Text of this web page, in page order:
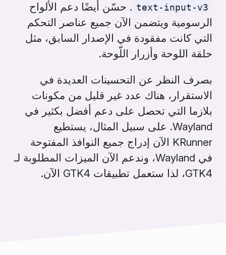
text-input-v3 . حسّن أيضًا دعم الألواح
الرسومية ويتضمن الآن جميع عناصر التحكم
التي كانت مفقودة في الإصدار السابق، مثل
حلقة اللوحة وأزرار اللّوحة.
بصرف النظر عن التحسينات العديدة في
الاستقرار، هناك عدد غير قليل من مكونات
بلازما التي تحصل على دعم أفضل بكثير في
Wayland. على سبيل المثال، يستطيع
KRunner الآن إدراج جميع النوافذ المفتوحة
في Wayland، وندعم الآن الميزات المطلوبة لـ
GTK4، لذا ستعمل تطبيقات GTK4 الآن.